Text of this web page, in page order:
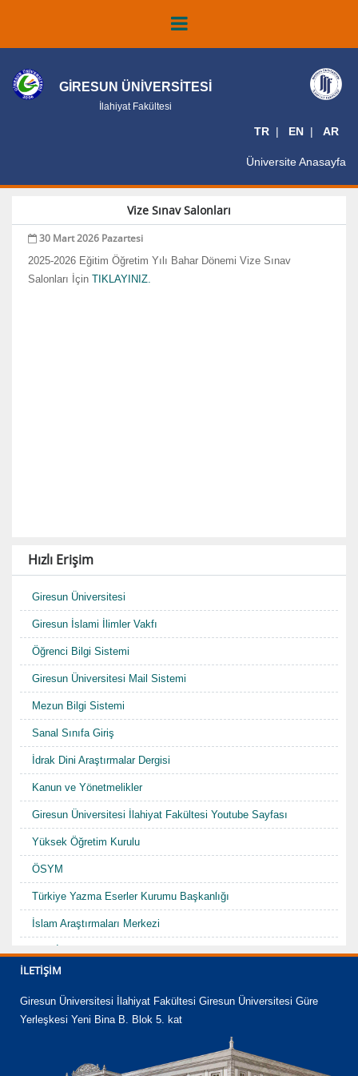
GİRESUN ÜNİVERSİTESİ
İlahiyat Fakültesi
TR EN AR
Üniversite Anasayfa
Vize Sınav Salonları
30 Mart 2026 Pazartesi
2025-2026 Eğitim Öğretim Yılı Bahar Dönemi Vize Sınav
Salonları İçin TIKLAYINIZ.
Hızlı Erişim
Giresun Üniversitesi
Giresun İslami İlimler Vakfı
Öğrenci Bilgi Sistemi
Giresun Üniversitesi Mail Sistemi
Mezun Bilgi Sistemi
Sanal Sınıfa Giriş
İdrak Dini Araştırmalar Dergisi
Kanun ve Yönetmelikler
Giresun Üniversitesi İlahiyat Fakültesi Youtube Sayfası
Yüksek Öğretim Kurulu
ÖSYM
Türkiye Yazma Eserler Kurumu Başkanlığı
İslam Araştırmaları Merkezi
TDV İslam Ansiklopedisi
Karadenizde Fütüvvet ve Ahilik Sempozyumu/Şurası-I "Hacı
Abdullah Halife"
İLETIŞIM
Giresun Üniversitesi İlahiyat Fakültesi Giresun Üniversitesi Güre
Yerleşkesi Yeni Bina B. Blok 5. kat